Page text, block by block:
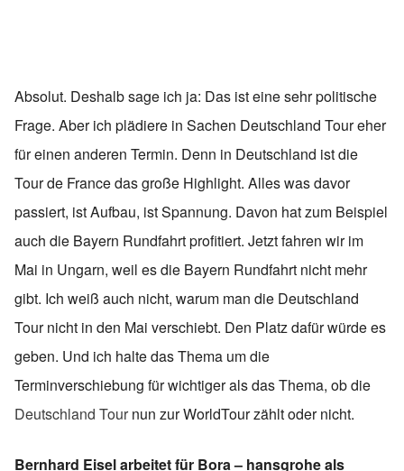
Absolut. Deshalb sage ich ja: Das ist eine sehr politische
Frage. Aber ich plädiere in Sachen Deutschland Tour eher
für einen anderen Termin. Denn in Deutschland ist die
Tour de France das große Highlight. Alles was davor
passiert, ist Aufbau, ist Spannung. Davon hat zum Beispiel
auch die Bayern Rundfahrt profitiert. Jetzt fahren wir im
Mai in Ungarn, weil es die Bayern Rundfahrt nicht mehr
gibt. Ich weiß auch nicht, warum man die Deutschland
Tour nicht in den Mai verschiebt. Den Platz dafür würde es
geben. Und ich halte das Thema um die
Terminverschiebung für wichtiger als das Thema, ob die
Deutschland Tournun zur WorldTour zählt oder nicht.
Bernhard Eisel arbeitet für Bora – hansgrohe als